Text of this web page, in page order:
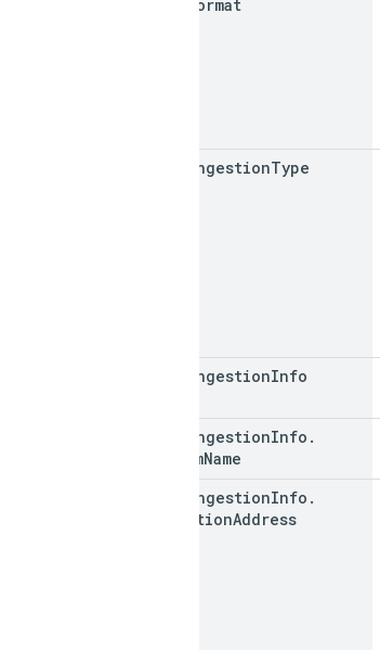
format
ingestionType
ingestionInfo
ingestionInfo .
streamName
ingestionInfo .
ingestionAddress